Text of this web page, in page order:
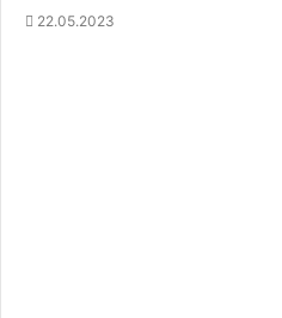
22.05.2023